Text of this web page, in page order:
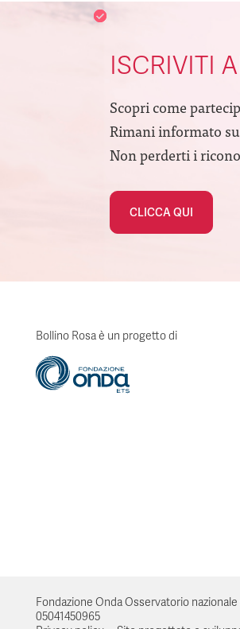
ISCRIVITI
Scopri come
Rimani informato
Non perderti i
CLICCA QUI
Bollino Rosa è un progetto di
Fondazione Onda Osservatorio nazionale
05041450965